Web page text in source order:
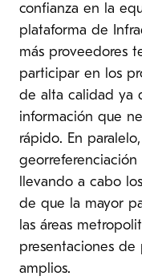
confianza en la
plataforma de
más proveedores
participar en los
de alta calidad ya
información que
rápido. En
georreferenciación
llevando a cabo
de que la mayor
las áreas
presentaciones de
amplios.